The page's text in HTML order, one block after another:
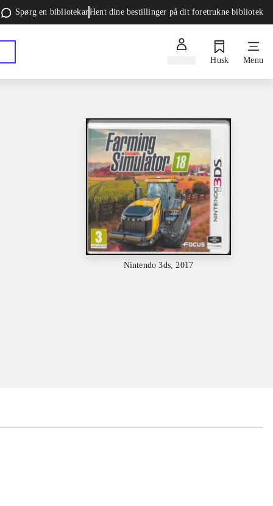
Spørg en bibliotekarHent dine bestillinger på dit foretrukne bibliotek
Husk Menu
Nintendo 3ds, 2017